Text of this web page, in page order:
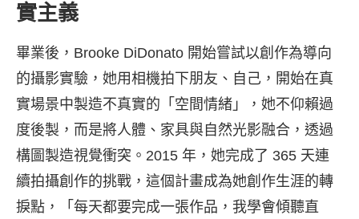
實主義
畢業後，Brooke DiDonato 開始嘗試以創作為導向
的攝影實驗，她用相機拍下朋友、自己，開始在真
實場景中製造不真實的「空間情緒」，她不仰賴過
度後製，而是將人體、家具與自然光影融合，透過
構圖製造視覺衝突。2015 年，她完成了 365 天連
續拍攝創作的挑戰，這個計畫成為她創作生涯的轉
捩點，「每天都要完成一張作品，我學會傾聽直